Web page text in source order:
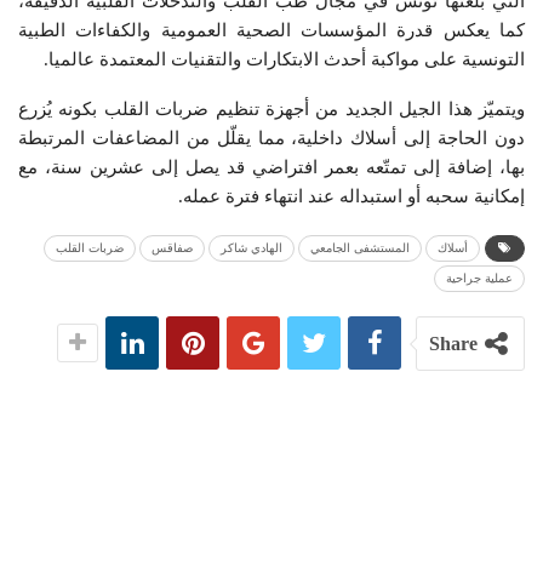
كما يعكس قدرة المؤسسات الصحية العمومية والكفاءات الطبية
التونسية على مواكبة أحدث الابتكارات والتقنيات المعتمدة عالميا.
ويتميّز هذا الجيل الجديد من أجهزة تنظيم ضربات القلب بكونه يُزرع
دون الحاجة إلى أسلاك داخلية، مما يقلّل من المضاعفات المرتبطة
بها، إضافة إلى تمتّعه بعمر افتراضي قد يصل إلى عشرين سنة، مع
إمكانية سحبه أو استبداله عند انتهاء فترة عمله.
أسلاك المستشفى الجامعي الهادي شاكر صفاقس ضربات القلب
عملية جراحية
Share